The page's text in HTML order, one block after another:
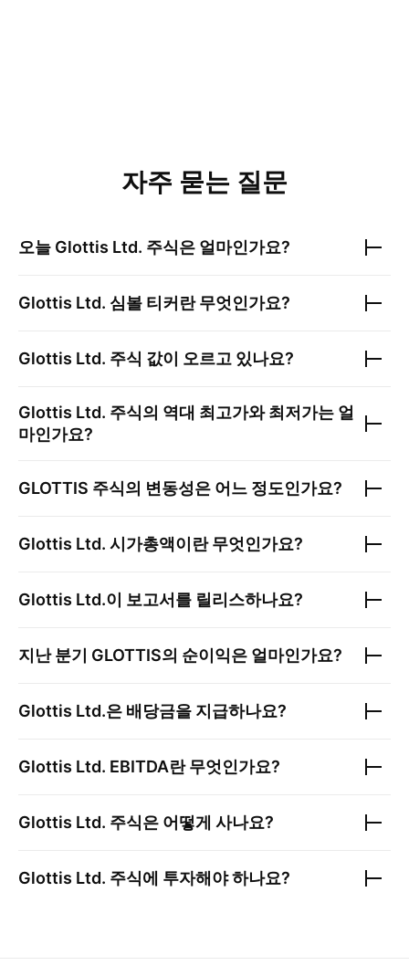
자주 묻는 질문
오늘 Glottis Ltd. 주식은 얼마인가요?
Glottis Ltd. 심볼 티커란 무엇인가요?
Glottis Ltd. 주식 값이 오르고 있나요?
Glottis Ltd. 주식의 역대 최고가와 최저가는 얼
마인가요?
GLOTTIS 주식의 변동성은 어느 정도인가요?
Glottis Ltd. 시가총액이란 무엇인가요?
Glottis Ltd.이 보고서를 릴리스하나요?
지난 분기 GLOTTIS의 순이익은 얼마인가요?
Glottis Ltd.은 배당금을 지급하나요?
Glottis Ltd. EBITDA란 무엇인가요?
Glottis Ltd. 주식은 어떻게 사나요?
Glottis Ltd. 주식에 투자해야 하나요?